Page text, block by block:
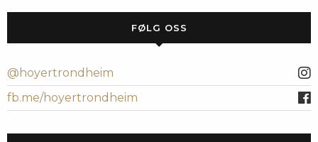
FØLG OSS
@hoyertrondheim
fb.me/hoyertrondheim